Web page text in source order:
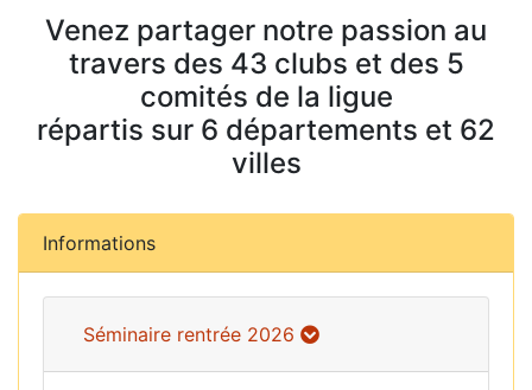
Venez partager notre passion au
travers des 43 clubs et des 5
comités de la ligue
répartis sur 6 départements et 62
villes
Informations
Séminaire rentrée 2026